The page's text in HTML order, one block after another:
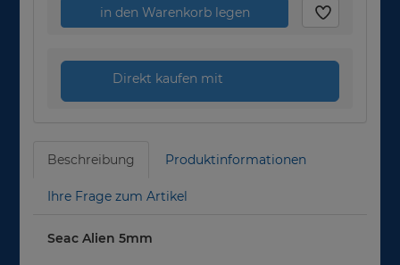
in den Warenkorb legen
Direkt kaufen mit
Beschreibung Produktinformationen
Ihre Frage zum Artikel
Seac Alien 5mm